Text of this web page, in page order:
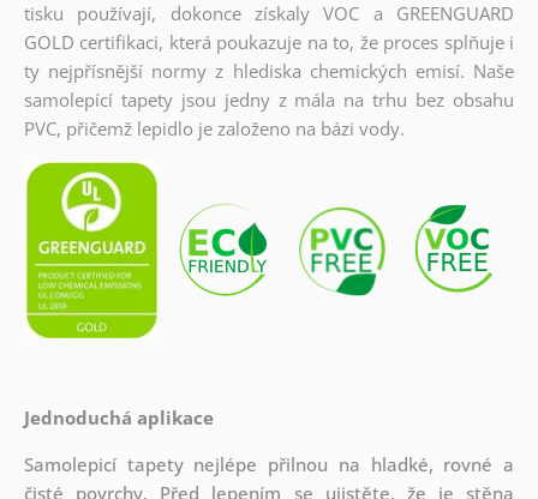
tisku používají, dokonce získaly VOC a GREENGUARD
GOLD certifikaci, která poukazuje na to, že proces splňuje i
ty nejpřísnější normy z hlediska chemických emisí. Naše
samolepící tapety jsou jedny z mála na trhu bez obsahu
PVC, přičemž lepidlo je založeno na bázi vody.
Jednoduchá aplikace
Samolepicí tapety nejlépe přilnou na hladké, rovné a
čisté povrchy. Před lepením se ujistěte, že je stěna